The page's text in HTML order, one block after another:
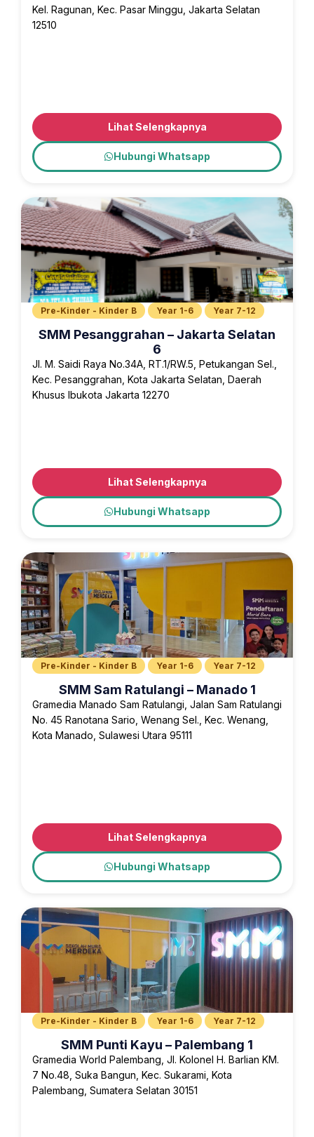
Kel. Ragunan, Kec. Pasar Minggu, Jakarta Selatan
12510
Lihat Selengkapnya
Hubungi Whatsapp
Pre-Kinder - Kinder B Year 1-6 Year 7-12
SMM Pesanggrahan – Jakarta Selatan
6
Jl. M. Saidi Raya No.34A, RT.1/RW.5, Petukangan Sel.,
Kec. Pesanggrahan, Kota Jakarta Selatan, Daerah
Khusus Ibukota Jakarta 12270
Lihat Selengkapnya
Hubungi Whatsapp
Pre-Kinder - Kinder B Year 1-6 Year 7-12
SMM Sam Ratulangi – Manado 1
Gramedia Manado Sam Ratulangi, Jalan Sam Ratulangi
No. 45 Ranotana Sario, Wenang Sel., Kec. Wenang,
Kota Manado, Sulawesi Utara 95111
Lihat Selengkapnya
Hubungi Whatsapp
Pre-Kinder - Kinder B Year 1-6 Year 7-12
SMM Punti Kayu – Palembang 1
Gramedia World Palembang, Jl. Kolonel H. Barlian KM.
7 No.48, Suka Bangun, Kec. Sukarami, Kota
Palembang, Sumatera Selatan 30151